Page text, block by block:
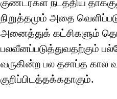
நிறுத்தமும் அதை
அனைத்துக் கட்சிகளும்
பலவீனப்படுத்துவதற்கும்
வருகின்ற பல தசாப்த கால
குறிப்பிடத்தக்கதாகும்.